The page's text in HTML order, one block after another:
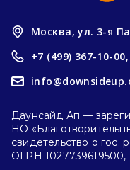
Москва, ул. 3-я
+7 (499) 367-10-00,
Даунсайд Ап —
НО
свидетельство о гос.
ОГРН